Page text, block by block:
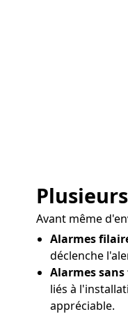
Avant même
Alarmes
déclenche
Alarmes sans
liés à
appréciable.